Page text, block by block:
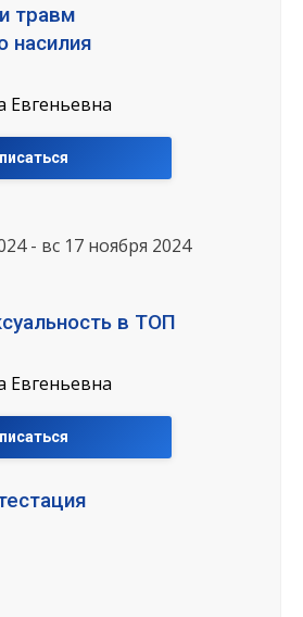
травм
насилия
Евгеньевна
- вс 17 ноября 2024
в ТОП
Евгеньевна